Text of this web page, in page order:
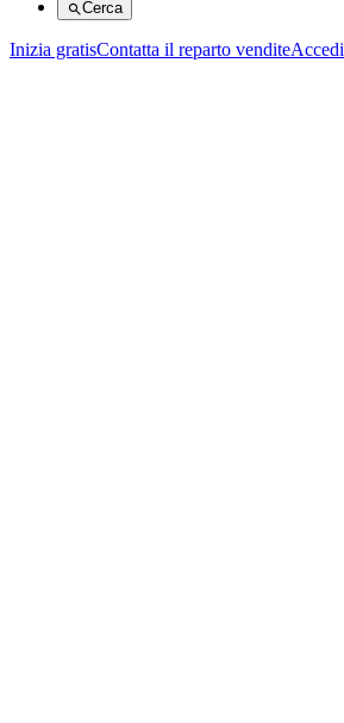
Cerca
Inizia gratisContatta il reparto venditeAccedi